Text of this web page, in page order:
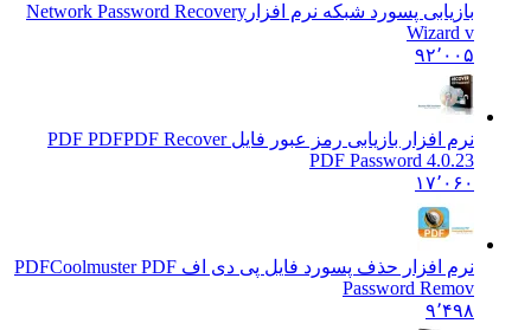
بازیابی پسورد شبکه نرم افزار Network Password Recovery
Wizard v
۹۲٬۰۰۵
نرم افزار بازیابی رمز عبور فایل PDF PDF PDF Recover
PDF Password 4.0.23
۱۷٬۰۶۰
نرم افزار حذف پسورد فایل پی دی اف PDF Coolmuster PDF
Password Remov
۹٬۴۹۸